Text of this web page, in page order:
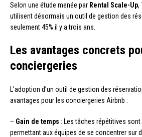
Selon une étude menée par Rental Scale-Up,
utilisent désormais un outil de gestion des
seulement 45% il y a trois ans.
Les avantages concrets
conciergeries
L’adoption d’un outil de gestion des
avantages pour les conciergeries Airbnb :
– Gain de temps : Les tâches répétitives
permettant aux équipes de se concentrer sur